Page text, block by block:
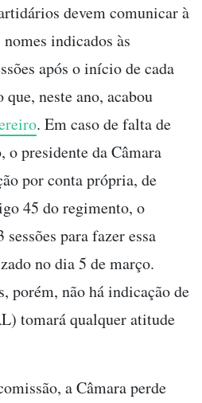
devem comunicar à
indicados às
após o início de cada
neste ano, acabou
. Em caso de falta de
presidente da Câmara
por conta própria, de
45 do regimento, o
para fazer essa
no dia 5 de março.
porém, não há indicação de
tomará qualquer atitude
a Câmara perde